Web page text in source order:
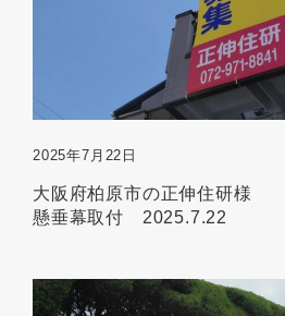
2025年7月22日
大阪府柏原市の正伸住研様
懸垂幕取付 2025.7.22